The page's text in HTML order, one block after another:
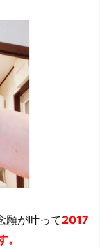
願が叶って2017